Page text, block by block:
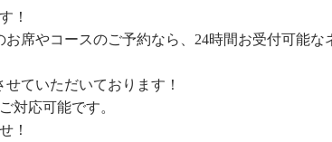
！
席やコースのご予約なら、24時間お受付可能な
ていただいております！
対応可能です。
！